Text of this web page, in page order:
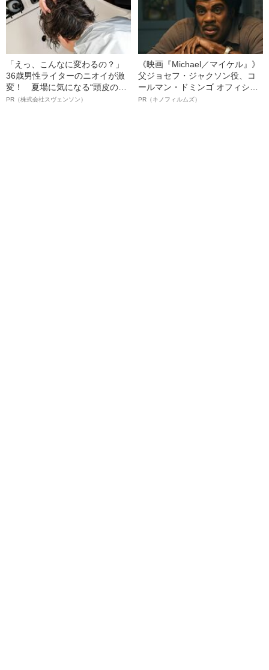
「えっ、こんなに変わるの？」
36歳男性ライターのニオイが激
変！ 夏場に気になる“頭皮のニ
オイ”や“ベタつき”を解消す
PR（株式会社スヴェンソン）
《映画『Michael／マイケル』》
父ジョセフ・ジャクソン役、コ
ールマン・ドミンゴ オフィシャ
ルインタビュー“観客を魅了した
PR（キノフィルムズ）